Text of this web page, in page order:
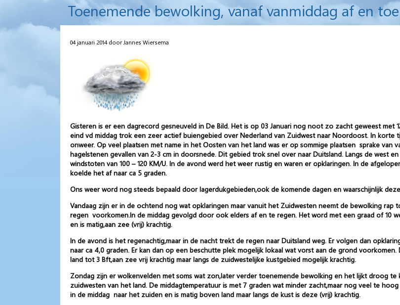
Toenemende bewolking, vanaf vanmiddag af en
04 januari 2014 door Jannes Wiersema
Gisteren is er een dagrecord gesneuveld in De Bild. Het is op 03 Januari nog noot zo zacht geweest met
eind vd middag trok een zeer actief buiengebied over Nederland van Zuidwest naar Noordoost. In korte
onweer. Op veel plaatsen met name in het Oosten van het land was er op sommige plaatsen sprake van
hagelstenen gevallen van 2-3 cm in doorsnede. Dit gebied trok snel over naar Duitsland. Langs de west
windstoten van 100 – 120 KM/U. In de avond werd het weer rustig en waren er opklaringen. In de
koelde het af naar ca 5 graden.
Ons weer word nog steeds bepaald door lagerdukgebieden,ook de komende dagen en waarschijnlijk
Vandaag zijn er in de ochtend nog wat opklaringen maar vanuit het Zuidwesten neemt de bewolking
regen voorkomen.In de middag gevolgd door ook elders af en te regen. Het word met een graad of 10
en is matig,aan zee (vrij) krachtig.
In de avond is het regenachtig,maar in de nacht trekt de regen naar Duitsland weg. Er volgen dan
naar ca 4,0 graden. Er kan dan op een beschutte plek mogelijk lokaal wat vorst aan de grond
land tot 3 Bft,aan zee vrij krachtig maar langs de zuidwestelijke kustgebied mogelijk krachtig.
Zondag zijn er wolkenvelden met soms wat zon,later verder toenemende bewolking en het lijkt droog
zuidwesten van het land. De middagtemperatuur is met 7 graden wat minder zacht,maar nog veel te
in de middag naar het zuiden en is matig boven land maar langs de kust is deze (vrij) krachtig.